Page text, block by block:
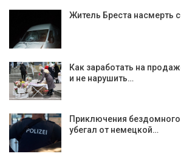
Житель Бреста насмерть
Как заработать на
и не нарушить…
Приключения
убегал от немецкой…